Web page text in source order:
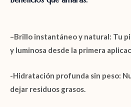
–Brillo instantáneo y natural: Tu
y luminosa desde la primera
-Hidratación profunda sin peso:
dejar residuos grasos.